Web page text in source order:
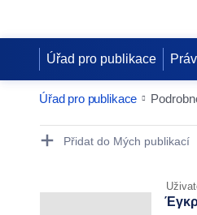
Úřad pro publikace
Úřad pro publikace
Publication Detail
Přidat do Mých publikací